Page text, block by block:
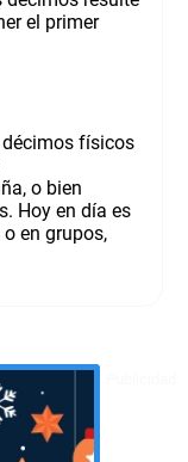
el primer
físicos
o bien
Hoy en día es
en grupos,